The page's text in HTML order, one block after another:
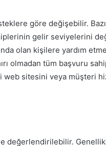
göre değişebilir. Bazı
gelir seviyelerini
olan kişilere yardım
olmadan tüm başvuru
web sitesini veya müşteri
değerlendirilebilir.